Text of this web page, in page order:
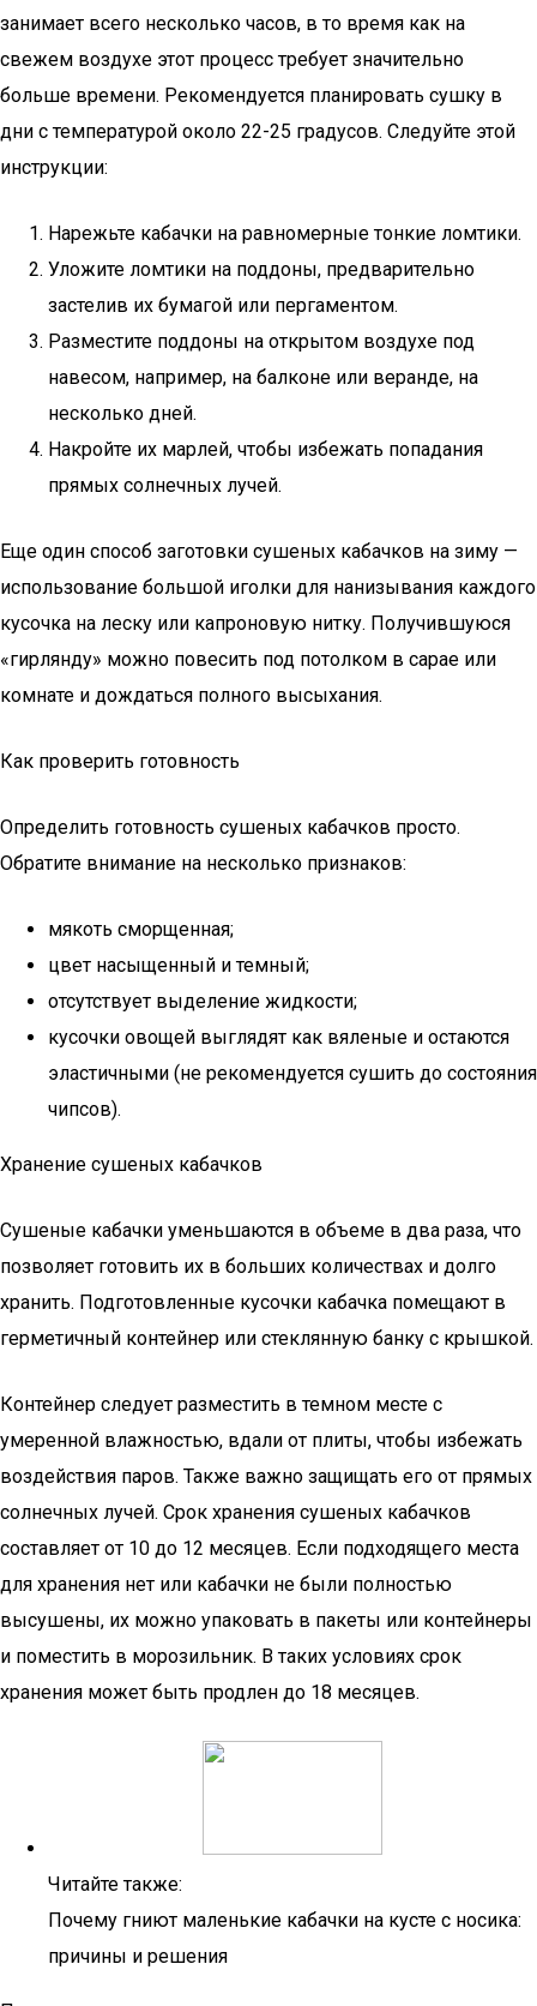
занимает всего несколько часов, в то время как на
свежем воздухе этот процесс требует значительно
больше времени. Рекомендуется планировать сушку в
дни с температурой около 22-25 градусов. Следуйте этой
инструкции:
Нарежьте кабачки на равномерные тонкие ломтики.
Уложите ломтики на поддоны, предварительно
застелив их бумагой или пергаментом.
Разместите поддоны на открытом воздухе под
навесом, например, на балконе или веранде, на
несколько дней.
Накройте их марлей, чтобы избежать попадания
прямых солнечных лучей.
Еще один способ заготовки сушеных кабачков на зиму —
использование большой иголки для нанизывания каждого
кусочка на леску или капроновую нитку. Получившуюся
«гирлянду» можно повесить под потолком в сарае или
комнате и дождаться полного высыхания.
Как проверить готовность
Определить готовность сушеных кабачков просто.
Обратите внимание на несколько признаков:
мякоть сморщенная;
цвет насыщенный и темный;
отсутствует выделение жидкости;
кусочки овощей выглядят как вяленые и остаются
эластичными (не рекомендуется сушить до состояния
чипсов).
Хранение сушеных кабачков
Сушеные кабачки уменьшаются в объеме в два раза, что
позволяет готовить их в больших количествах и долго
хранить. Подготовленные кусочки кабачка помещают в
герметичный контейнер или стеклянную банку с крышкой.
Контейнер следует разместить в темном месте с
умеренной влажностью, вдали от плиты, чтобы избежать
воздействия паров. Также важно защищать его от прямых
солнечных лучей. Срок хранения сушеных кабачков
составляет от 10 до 12 месяцев. Если подходящего места
для хранения нет или кабачки не были полностью
высушены, их можно упаковать в пакеты или контейнеры
и поместить в морозильник. В таких условиях срок
хранения может быть продлен до 18 месяцев.
Читайте также:
Почему гниют маленькие кабачки на кусте с носика:
причины и решения